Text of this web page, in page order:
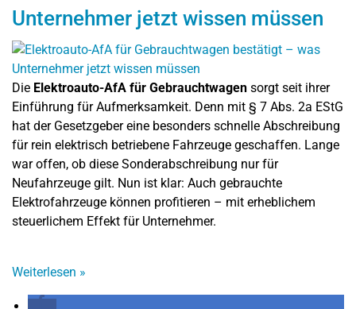
Unternehmer jetzt wissen müssen
Die Elektroauto-AfA für Gebrauchtwagen sorgt seit ihrer
Einführung für Aufmerksamkeit. Denn mit § 7 Abs. 2a EStG
hat der Gesetzgeber eine besonders schnelle Abschreibung
für rein elektrisch betriebene Fahrzeuge geschaffen. Lange
war offen, ob diese Sonderabschreibung nur für
Neufahrzeuge gilt. Nun ist klar: Auch gebrauchte
Elektrofahrzeuge können profitieren – mit erheblichem
steuerlichem Effekt für Unternehmer.
Weiterlesen »